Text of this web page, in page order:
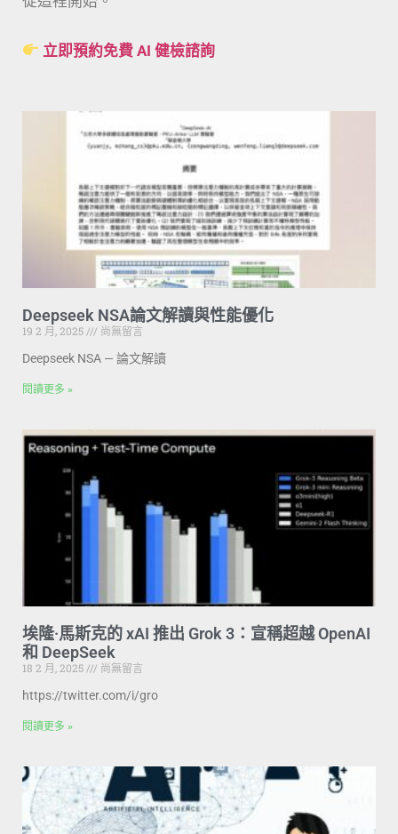
立即預約免費 AI 健檢諮詢
Deepseek NSA論文解讀與性能優化
19 2 月, 2025
尚無留言
Deepseek NSA — 論文解讀
閱讀更多 »
埃隆·馬斯克的 xAI 推出 Grok 3：宣稱超越 OpenAI
和 DeepSeek
18 2 月, 2025
尚無留言
https://twitter.com/i/gro
閱讀更多 »